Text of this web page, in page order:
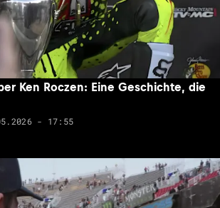
Ken Roczen: Eine Geschichte, die
- 17:55